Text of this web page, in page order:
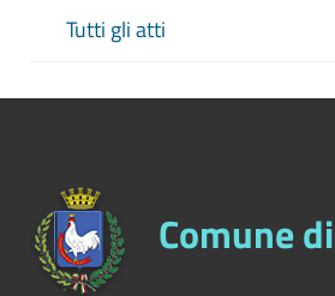
Tutti gli atti
Comune